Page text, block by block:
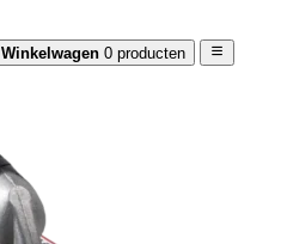
Winkelwagen 0 producten